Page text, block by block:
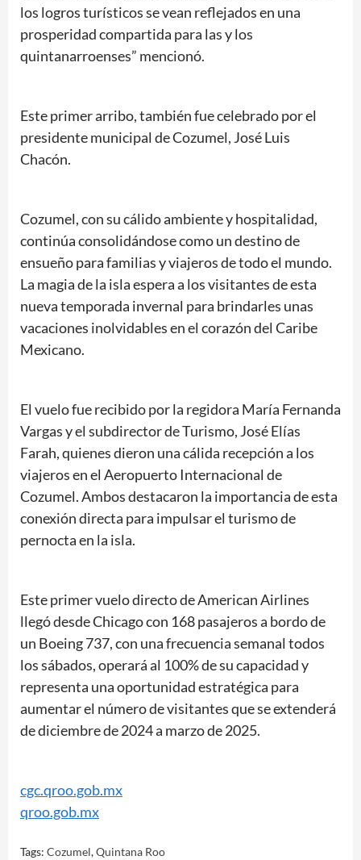
los logros turísticos se vean reflejados en una
prosperidad compartida para las y los
quintanarroenses” mencionó.
Este primer arribo, también fue celebrado por el
presidente municipal de Cozumel, José Luis
Chacón.
Cozumel, con su cálido ambiente y hospitalidad,
continúa consolidándose como un destino de
ensueño para familias y viajeros de todo el mundo.
La magia de la isla espera a los visitantes de esta
nueva temporada invernal para brindarles unas
vacaciones inolvidables en el corazón del Caribe
Mexicano.
El vuelo fue recibido por la regidora María Fernanda
Vargas y el subdirector de Turismo, José Elías
Farah, quienes dieron una cálida recepción a los
viajeros en el Aeropuerto Internacional de
Cozumel. Ambos destacaron la importancia de esta
conexión directa para impulsar el turismo de
pernocta en la isla.
Este primer vuelo directo de American Airlines
llegó desde Chicago con 168 pasajeros a bordo de
un Boeing 737, con una frecuencia semanal todos
los sábados, operará al 100% de su capacidad y
representa una oportunidad estratégica para
aumentar el número de visitantes que se extenderá
de diciembre de 2024 a marzo de 2025.
cgc.qroo.gob.mx
qroo.gob.mx
Tags: Cozumel,Quintana Roo